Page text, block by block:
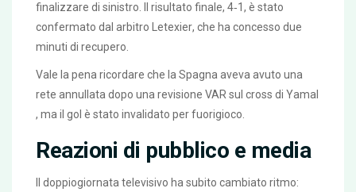
finalizzare di sinistro. Il risultato finale, 4‑1, è stato
confermato dal arbitro Letexier, che ha concesso due
minuti di recupero.
Vale la pena ricordare che la Spagna aveva avuto una
rete annullata dopo una revisione VAR sul cross di Yamal
, ma il gol è stato invalidato per fuorigioco.
Reazioni di pubblico e media
Il doppiogiornata televisivo ha subito cambiato ritmo: